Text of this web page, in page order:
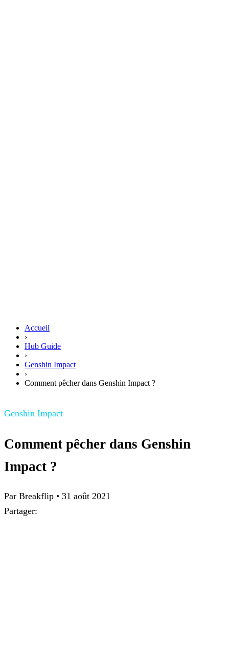
Accueil
›
Hub Guide
›
Genshin Impact
›
Comment pêcher dans Genshin Impact ?
Genshin Impact
Comment pêcher dans Genshin
Impact ?
Par Breakflip • 31 août 2021
Partager: